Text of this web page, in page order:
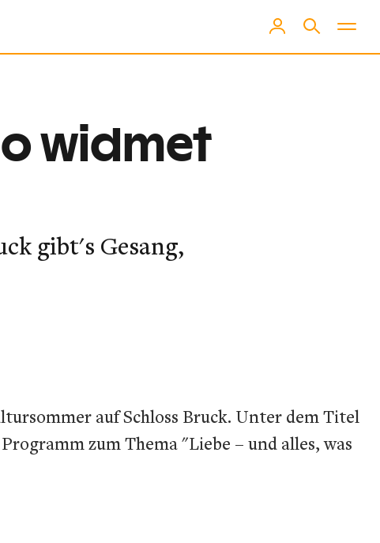
widmet
gibt's Gesang,
auf Schloss Bruck. Unter dem Titel
zum Thema "Liebe – und alles, was